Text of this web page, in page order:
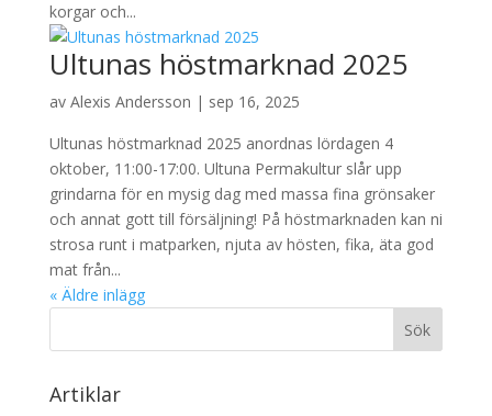
korgar och...
Ultunas höstmarknad 2025
av Alexis Andersson | sep 16, 2025
Ultunas höstmarknad 2025 anordnas lördagen 4
oktober, 11:00-17:00. Ultuna Permakultur slår upp
grindarna för en mysig dag med massa fina grönsaker
och annat gott till försäljning! På höstmarknaden kan ni
strosa runt i matparken, njuta av hösten, fika, äta god
mat från...
« Äldre inlägg
Artiklar